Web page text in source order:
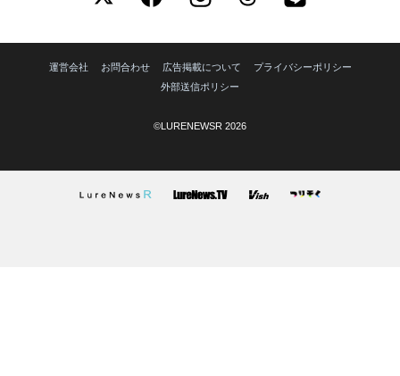
運営会社 お問合わせ 広告掲載について
プライバシーポリシー
外部送信ポリシー
©LURENEWSR 2026